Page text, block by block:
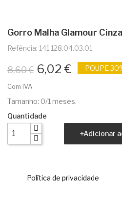
Gorro Malha Glamour
Refência: 141.128.04.03.01
8,60 € 6,02 € POUPE
Com IVA
Tamanho: 0/1 meses.
Quantidade
Adicionar
Política de privacidade